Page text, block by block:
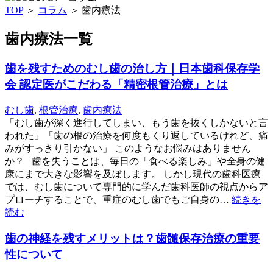
TOP＞ コラム ＞ 歯内療法
歯内療法一覧
歯を残すためのむし歯の治し方｜日本歯科保存学
会 認定医がこだわる「精密根管治療」とは
むし歯, 根管治療, 歯内療法
「むし歯が深く進行してしまい、もう歯を抜くしかないと言
われた」「歯の根の治療を何度もくり返しているけれど、痛
みがすっきり引かない」 このようなお悩みはありません
か？ 歯を失うことは、毎日の「食べる楽しみ」や全身の健
康にまで大きな影響を及ぼします。 しかし現代の歯科医療
では、むし歯について専門的に学んだ歯科医師の視点からア
プローチすることで、重症のむし歯でもご自身の… 続きを
読む
歯の神経を残すメリットは？歯髄保存治療の重要
性について